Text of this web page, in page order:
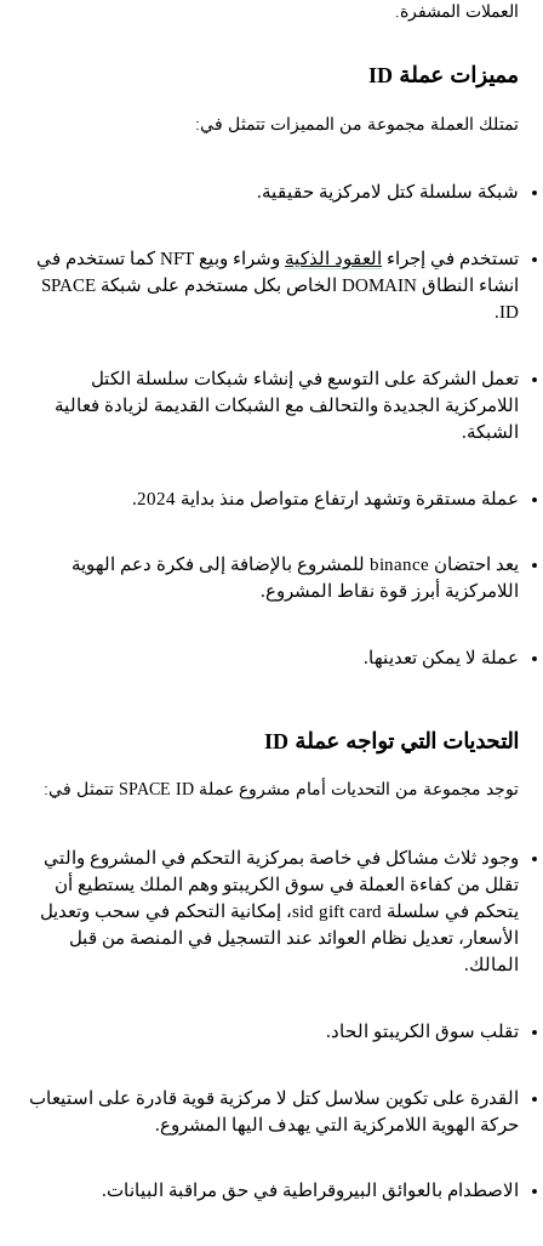
العملات المشفرة.
مميزات عملة ID
تمتلك العملة مجموعة من المميزات تتمثل في:
شبكة سلسلة كتل لامركزية حقيقية.
تستخدم في إجراء العقود الذكية
وشراء وبيع NFT كما تستخدم في
انشاء النطاق DOMAIN الخاص بكل مستخدم على شبكة SPACE
ID.
تعمل الشركة على التوسع في إنشاء شبكات سلسلة الكتل
اللامركزية الجديدة والتحالف مع الشبكات القديمة لزيادة فعالية
الشبكة.
عملة مستقرة وتشهد ارتفاع متواصل منذ بداية 2024.
يعد احتضان binance للمشروع بالإضافة إلى فكرة دعم الهوية
اللامركزية أبرز قوة نقاط المشروع.
عملة لا يمكن تعدينها.
التحديات التي تواجه عملة ID
توجد مجموعة من التحديات أمام مشروع عملة SPACE ID تتمثل في:
وجود ثلاث مشاكل في خاصة بمركزية التحكم في المشروع والتي
تقلل من كفاءة العملة في سوق الكريبتو وهم الملك يستطيع أن
يتحكم في سلسلة sid gift card، إمكانية التحكم في سحب وتعديل
الأسعار، تعديل نظام العوائد عند التسجيل في المنصة من قبل
المالك.
تقلب سوق الكريبتو الحاد.
القدرة على تكوين سلاسل كتل لا مركزية قوية قادرة على استيعاب
حركة الهوية اللامركزية التي يهدف اليها المشروع.
الاصطدام بالعوائق البيروقراطية في حق مراقبة البيانات.